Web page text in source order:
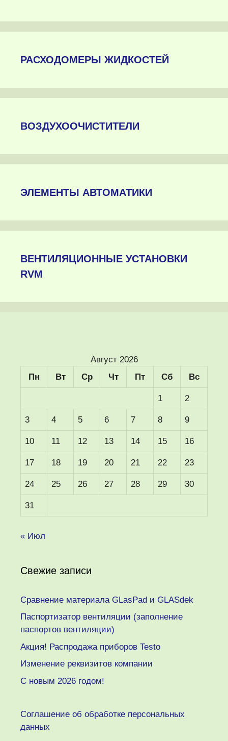
РАСХОДОМЕРЫ ЖИДКОСТЕЙ
ВОЗДУХООЧИСТИТЕЛИ
ЭЛЕМЕНТЫ АВТОМАТИКИ
ВЕНТИЛЯЦИОННЫЕ УСТАНОВКИ
RVM
Август 2026
Пн
Вт Ср Чт Пт Сб Вс
1 2
3 4 5 6 7 8 9
10 11 12 13 14 15 16
17 18 19 20 21 22 23
24 25 26 27 28 29 30
31
« Июл
Свежие записи
Сравнение материала GLasPad и GLASdek
Паспортизатор вентиляции (заполнение
паспортов вентиляции)
Акция! Распродажа приборов Testo
Изменение реквизитов компании
C новым 2026 годом!
Соглашение об обработке персональных
данных